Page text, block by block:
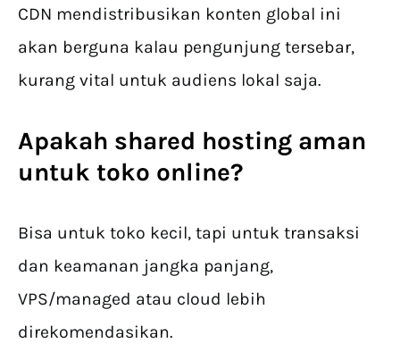
CDN mendistribusikan konten global ini
akan berguna kalau pengunjung tersebar,
kurang vital untuk audiens lokal saja.
Apakah shared hosting aman
untuk toko online?
Bisa untuk toko kecil, tapi untuk transaksi
dan keamanan jangka panjang,
VPS/managed atau cloud lebih
direkomendasikan.